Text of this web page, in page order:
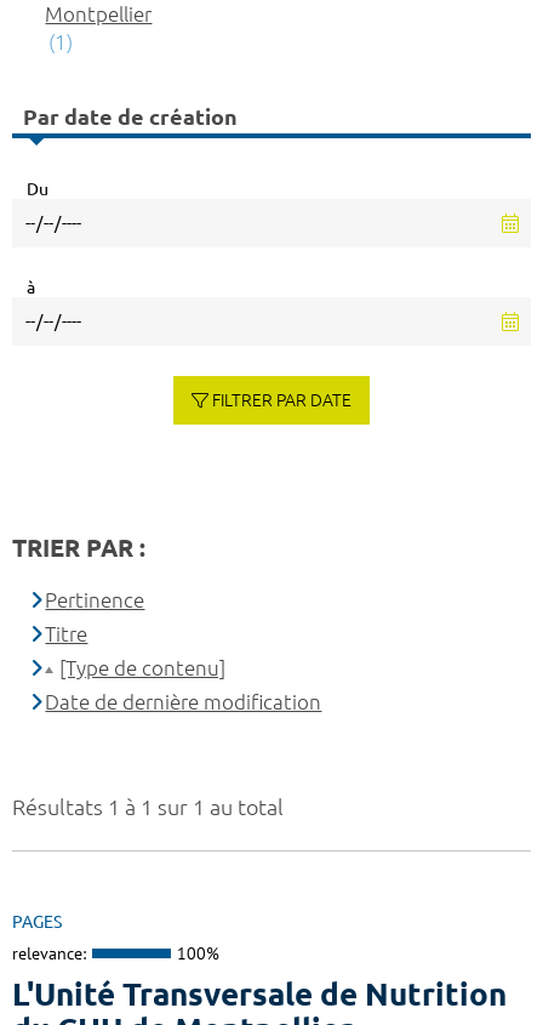
Résultats 1 à 1 sur 1 au total
PAGES
relevance: 100%
L'Unité Transversale de Nutrition
Montpellier
(1)
Par date de création
Du
à
FILTRER PAR DATE
TRIER PAR :
Pertinence
Titre
[Type de contenu]
Date de dernière modification